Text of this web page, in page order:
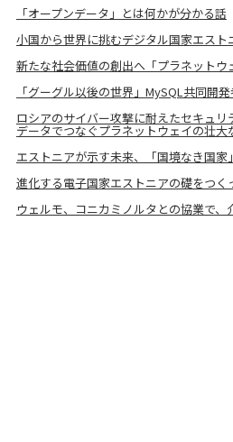
「オープンデータ」とは何かが分かる話
小国から世界に挑むデジタル国家エス
新たな社会価値の創出へ「プラネット
「グーグル以後の世界」MySQL共同開
ロシアのサイバー攻撃に耐えたセキュ
データでつなぐプラネットウェイの壮大
エストニアが示す未来、「国境なき国家
進化する電子国家エストニアの礎をつ
ウェルモ、コニカミノルタとの協業で